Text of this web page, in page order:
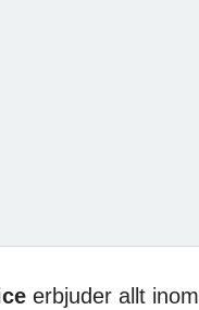
erbjuder allt inom